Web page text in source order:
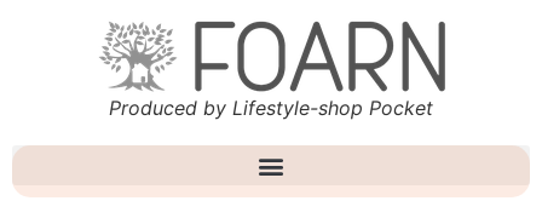
Produced by Lifestyle-shop Pocket